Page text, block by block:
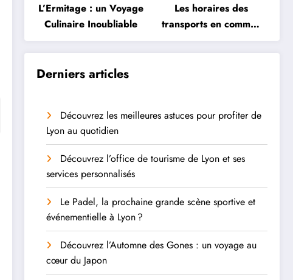
L’Ermitage : un Voyage
Culinaire Inoubliable
Les horaires des
transports en commun
à Lyon
Derniers articles
Découvrez les meilleures astuces pour profiter de
Lyon au quotidien
Découvrez l’office de tourisme de Lyon et ses
services personnalisés
Le Padel, la prochaine grande scène sportive et
événementielle à Lyon ?
Découvrez l’Automne des Gones : un voyage au
cœur du Japon